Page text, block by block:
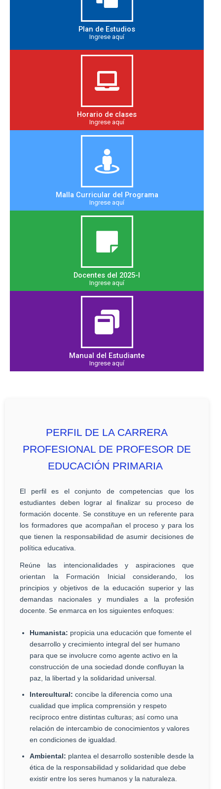
Plan de Estudios
Ingrese aquí​
Horario de clases
Ingrese aquí
Malla Curricular del Programa
Ingrese aquí
Docentes del 2025-I
Ingrese aquí
Manual del Estudiante
Ingrese aquí
PERFIL DE LA CARRERA
PROFESIONAL DE PROFESOR DE
EDUCACIÓN PRIMARIA
El perfil es el conjunto de competencias que los
estudiantes deben lograr al finalizar su proceso de
formación docente. Se constituye en un referente para
los formadores que acompañan el proceso y para los
que tienen la responsabilidad de asumir decisiones de
política educativa.
Reúne las intencionalidades y aspiraciones que
orientan la Formación Inicial considerando, los
principios y objetivos de la educación superior y las
demandas nacionales y mundiales a la profesión
docente. Se enmarca en los siguientes enfoques:
Humanista: propicia una educación que fomente el
desarrollo y crecimiento integral del ser humano
para que se involucre como agente activo en la
construcción de una sociedad donde confluyan la
paz, la libertad y la solidaridad universal.
Intercultural: concibe la diferencia como una
cualidad que implica comprensión y respeto
recíproco entre distintas culturas; así como una
relación de intercambio de conocimientos y valores
en condiciones de igualdad.
Ambiental: plantea el desarrollo sostenible desde la
ética de la responsabilidad y solidaridad que debe
existir entre los seres humanos y la naturaleza.